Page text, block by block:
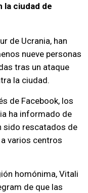
la ciudad de
de Ucrania, han
nueve personas
tras un ataque
la ciudad.
de Facebook, los
ha informado de
sido rescatados de
varios centros
homónima, Vitali
de que las